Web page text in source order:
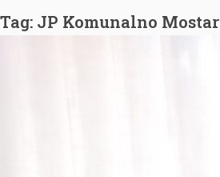
Tag: JP Komunalno Mostar